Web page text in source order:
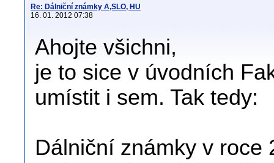
Re: Dálniční známky A,SLO, HU
16. 01. 2012 07:38
Ahojte všichni,
je to sice v úvodních
umístit i sem. Tak tedy:
Dálniční známky v roce